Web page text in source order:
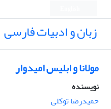
زبان و ادبیات فارسی
مولانا و ابلیس امیدوار
نویسنده
حمیدرضا توکلی